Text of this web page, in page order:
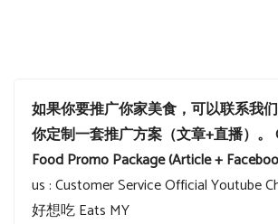
如果你要推广你家美食，可以联系我
你定制一套推广方案（文章+直播）。
Food Promo Package (Article +
us : Customer ServiceOfficial Youtube
好想吃 Eats MY